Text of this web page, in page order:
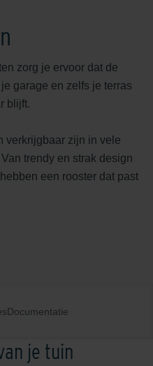
zorg je ervoor dat de
garage en zelfs je terras
blijft.
verkrijgbaar zijn in vele
trendy en strak design
een rooster dat past
Documentatie
je tuin